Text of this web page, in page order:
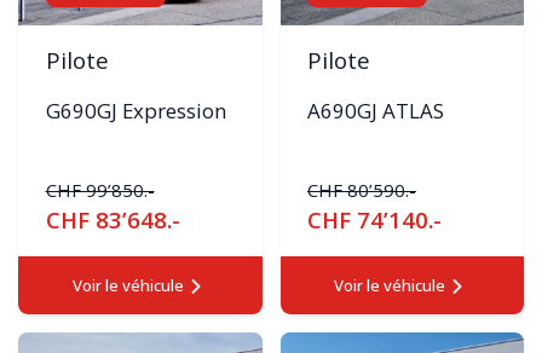
Pilote
G690GJ Expression
CHF 99’850.-
CHF 83’648.-
Voir le véhicule
Pilote
A690GJ ATLAS
CHF 80’590.-
CHF 74’140.-
Voir le véhicule